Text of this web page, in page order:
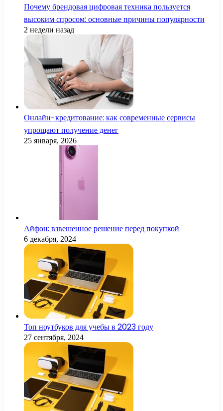
Почему брендовая цифровая техника пользуется
высоким спросом: основные причины популярности
2 недели назад
Онлайн-кредитование: как современные сервисы
упрощают получение денег
25 января, 2026
Айфон: взвешенное решение перед покупкой
6 декабря, 2024
Топ ноутбуков для учебы в 2023 году
27 сентября, 2024